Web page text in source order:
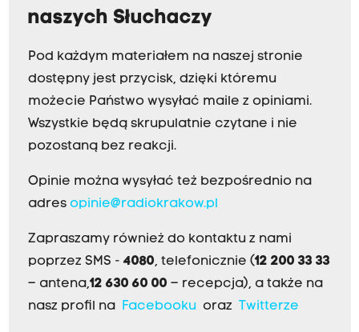
naszych Słuchaczy
Pod każdym materiałem na naszej stronie
dostępny jest przycisk, dzięki któremu
możecie Państwo wysyłać maile z opiniami.
Wszystkie będą skrupulatnie czytane i nie
pozostaną bez reakcji.
Opinie można wysyłać też bezpośrednio na
adres opinie@radiokrakow.pl
Zapraszamy również do kontaktu z nami
poprzez SMS - 4080, telefonicznie (12 200 33 33
– antena,12 630 60 00 – recepcja), a także na
nasz profil na Facebookuoraz Twitterze